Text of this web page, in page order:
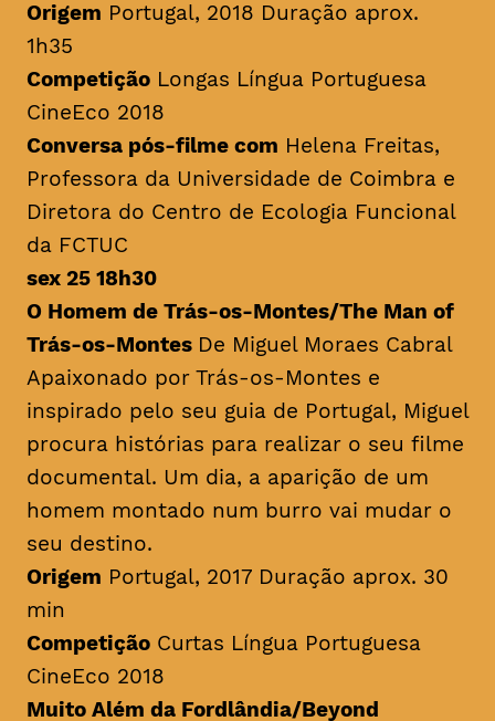
Origem Portugal, 2018 Duração aprox.
1h35
CompetiçãoLongas Língua Portuguesa
CineEco 2018
Conversa pós-filme com Helena Freitas,
Professora da Universidade de Coimbra e
Diretora do Centro de Ecologia Funcional
da FCTUC
sex 25 18h30
O Homem de Trás-os-Montes/The Man of
Trás-os-Montes De Miguel Moraes Cabral
Apaixonado por Trás-os-Montes e
inspirado pelo seu guia de Portugal, Miguel
procura histórias para realizar o seu filme
documental. Um dia, a aparição de um
homem montado num burro vai mudar o
seu destino.
Origem Portugal, 2017 Duração aprox. 30
min
CompetiçãoCurtas Língua Portuguesa
CineEco 2018
Muito Além da Fordlândia/Beyond